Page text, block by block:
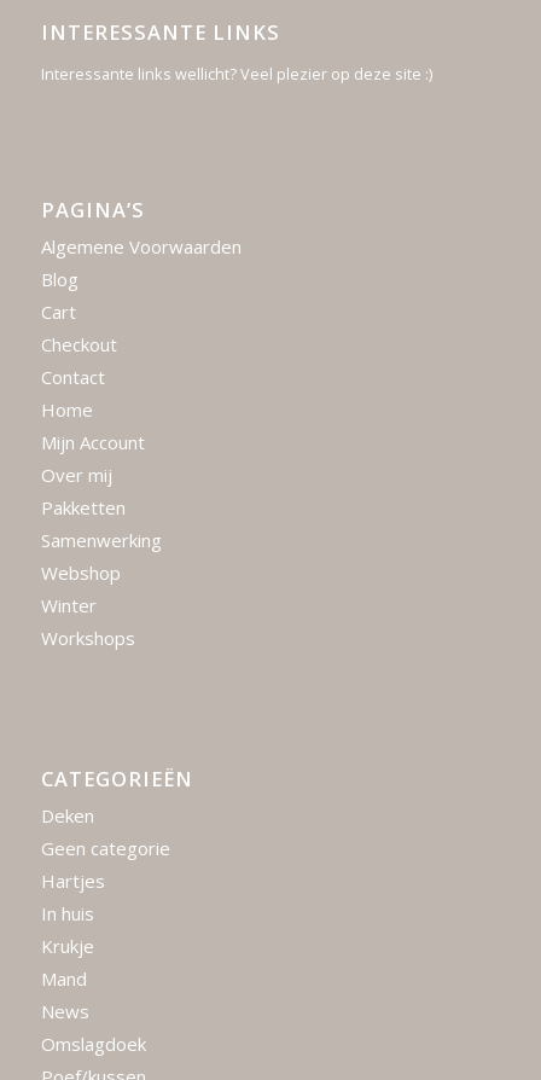
INTERESSANTE LINKS
Interessante links wellicht? Veel plezier op deze site :)
PAGINA’S
Algemene Voorwaarden
Blog
Cart
Checkout
Contact
Home
Mijn Account
Over mij
Pakketten
Samenwerking
Webshop
Winter
Workshops
CATEGORIEËN
Deken
Geen categorie
Hartjes
In huis
Krukje
Mand
News
Omslagdoek